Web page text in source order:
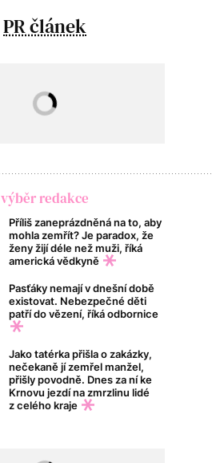
PR článek
výběr redakce
Příliš zaneprázdněná na to, aby
mohla zemřít? Je paradox, že
ženy žijí déle než muži, říká
americká vědkyně
Pasťáky nemají v dnešní době
existovat. Nebezpečné děti
patří do vězení, říká odbornice
Jako tatérka přišla o zakázky,
nečekaně jí zemřel manžel,
přišly povodně. Dnes za ní ke
Krnovu jezdí na zmrzlinu lidé
z celého kraje